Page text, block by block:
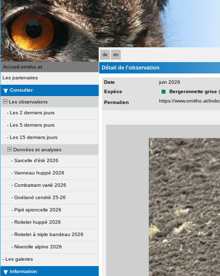
de en
Accueil ornitho.at
Les partenaires
Consulter
Les observations
- Les 2 derniers jours
- Les 5 derniers jours
- Les 15 derniers jours
Données et analyses
- Sarcelle d'été 2026
- Vanneau huppé 2026
- Combattant varié 2026
- Goéland cendré 25-26
- Pipit spioncelle 2026
- Roitelet huppé 2026
- Roitelet à triple bandeau 2026
- Niverolle alpine 2026
- Les galeries
Information
Détail de l'observation
Date
juin 2026
Espèce
Bergeronnette grise
Permalien